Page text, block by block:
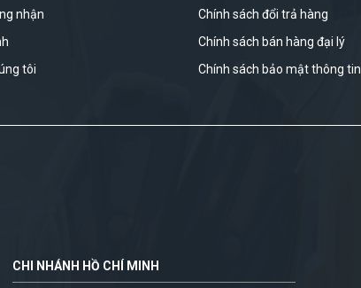
nhận
tôi
Chính sách đổi trả hàng
Chính sách bán hàng đại lý
Chính sách bảo mật thông tin
CHI NHÁNH HỒ CHÍ MINH